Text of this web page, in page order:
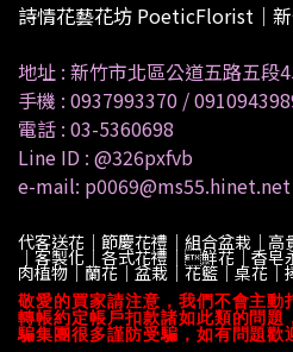
詩情花藝花坊 PoeticFlorist｜
地址 : 新竹市北區公道五路五段
手機 : 0937993370 /
電話 : 03-5360698
Line ID : @326pxfvb
e-mail: p0069@ms55.hinet.net
代客送花｜節慶花禮｜組合盆栽｜
｜客製化｜各式花禮｜鮮花｜香皂
肉植物｜蘭花｜盆栽｜花籃｜桌花｜
敬愛的買家請注意，我們不會主動
轉帳約定帳戶扣款諸如此類的問
騙集團很多謹防受騙，如有問題歡